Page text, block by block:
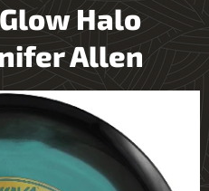
Halo
Allen